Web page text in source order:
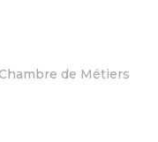
de Métiers